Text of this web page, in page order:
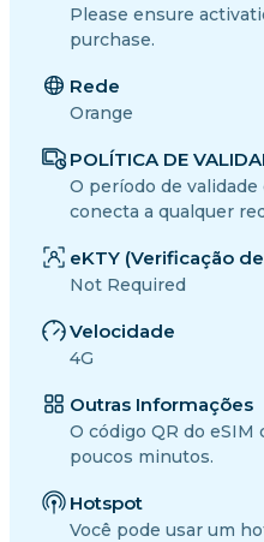
Please ensure
purchase.
Rede
Orange
POLÍTICA DE
O período de validade
conecta a qualquer
eKTY (Verificação
Not Required
Velocidade
4G
Outras Informações
O código QR do eSIM
poucos minutos.
Hotspot
Você pode usar um